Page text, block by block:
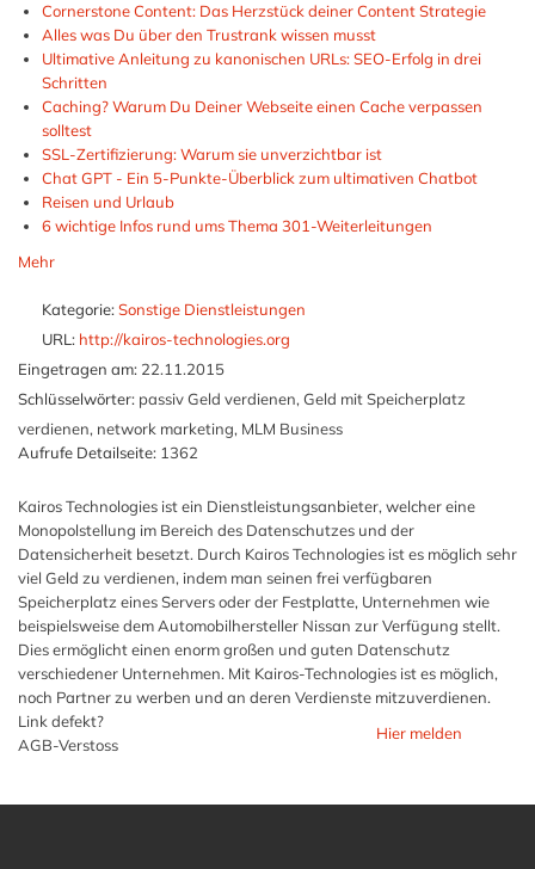
Cornerstone Content: Das Herzstück deiner Content Strategie
Alles was Du über den Trustrank wissen musst
Ultimative Anleitung zu kanonischen URLs: SEO-Erfolg in drei
Schritten
Caching? Warum Du Deiner Webseite einen Cache verpassen
solltest
SSL-Zertifizierung: Warum sie unverzichtbar ist
Chat GPT - Ein 5-Punkte-Überblick zum ultimativen Chatbot
Reisen und Urlaub
6 wichtige Infos rund ums Thema 301-Weiterleitungen
Mehr
Kategorie: Sonstige Dienstleistungen
URL: http://kairos-technologies.org
Eingetragen am: 22.11.2015
Schlüsselwörter: passiv Geld verdienen, Geld mit Speicherplatz
verdienen, network marketing, MLM Business
Aufrufe Detailseite: 1362
Kairos Technologies ist ein Dienstleistungsanbieter, welcher eine
Monopolstellung im Bereich des Datenschutzes und der
Datensicherheit besetzt. Durch Kairos Technologies ist es möglich sehr
viel Geld zu verdienen, indem man seinen frei verfügbaren
Speicherplatz eines Servers oder der Festplatte, Unternehmen wie
beispielsweise dem Automobilhersteller Nissan zur Verfügung stellt.
Dies ermöglicht einen enorm großen und guten Datenschutz
verschiedener Unternehmen. Mit Kairos-Technologies ist es möglich,
noch Partner zu werben und an deren Verdienste mitzuverdienen.
Link defekt?
AGB-Verstoss
Hier melden